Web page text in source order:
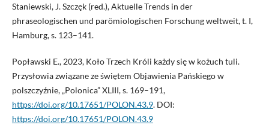
Staniewski, J. Szczęk (red.), Aktuelle Trends in der
phraseologischen und parömiologischen Forschung weltweit, t. I,
Hamburg, s. 123–141.
Popławski E., 2023, Koło Trzech Króli każdy się w kożuch tuli.
Przysłowia związane ze świętem Objawienia Pańskiego w
polszczyźnie, „Polonica” XLIII, s. 169–191,
https://doi.org/10.17651/POLON.43.9. DOI:
https://doi.org/10.17651/POLON.43.9